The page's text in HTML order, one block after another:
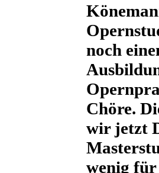
noch
Chöre.
wir jetzt
wenig für